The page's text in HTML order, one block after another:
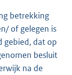
betrekking
of gelegen is
gebied, dat op
besluit
na de